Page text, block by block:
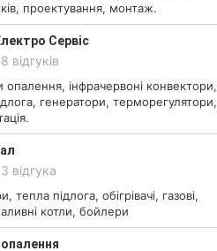
проектування, монтаж.
Сервіс
8 відгуків
інфрачервоні конвектори,
генератори, терморегулятори,
3 відгука
тепла підлога, обігрівачі, газові,
котли, бойлери